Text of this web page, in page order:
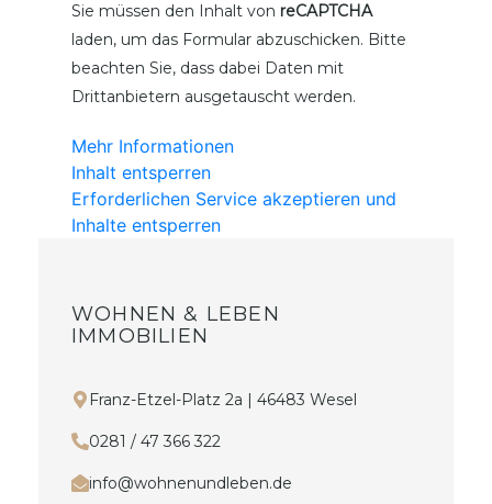
Sie müssen den Inhalt von reCAPTCHA
laden, um das Formular abzuschicken. Bitte
beachten Sie, dass dabei Daten mit
Drittanbietern ausgetauscht werden.
Mehr Informationen
Inhalt entsperren
Erforderlichen Service akzeptieren und
Inhalte entsperren
WOHNEN & LEBEN
IMMOBILIEN
Franz-Etzel-Platz 2a | 46483 Wesel
0281 / 47 366 322
info@wohnenundleben.de